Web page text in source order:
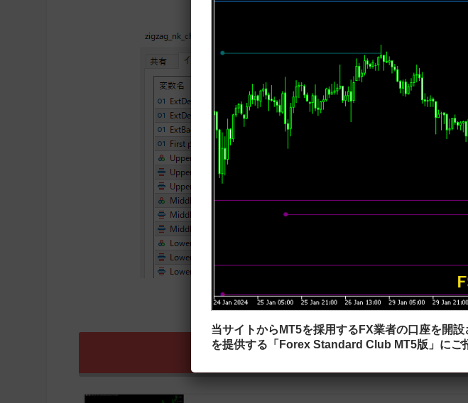
zigzag_nk_channelのダウンロード
当サイトからMT5を採用するFX業者の口座を開
を提供する「Forex Standard Club MT5版」にご